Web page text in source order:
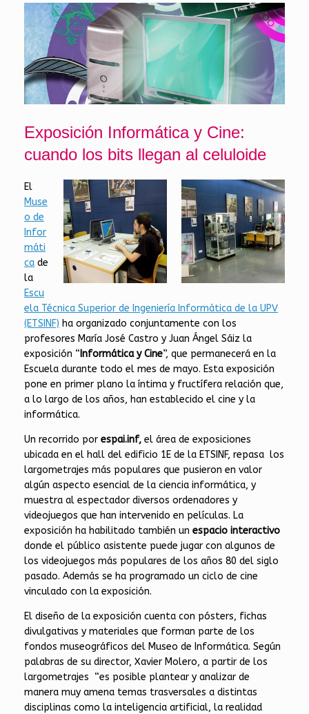
Exposición Informática y Cine:
cuando los bits llegan al celuloide
El
Muse
o de
Infor
máti
ca de
la
Escu
ela Técnica Superior de Ingeniería Informática de la UPV
(ETSINF) ha organizado conjuntamente con los
profesores María José Castro y Juan Ángel Sáiz la
exposición “ Informática y Cine”, que permanecerá en la
Escuela durante todo el mes de mayo. Esta exposición
pone en primer plano la íntima y fructífera relación que,
a lo largo de los años, han establecido el cine y la
informática.
Un recorrido por espai.inf, el área de exposiciones
ubicada en el hall del edificio 1E de la ETSINF, repasa los
largometrajes más populares que pusieron en valor
algún aspecto esencial de la ciencia informática, y
muestra al espectador diversos ordenadores y
videojuegos que han intervenido en películas. La
exposición ha habilitado también un espacio interactivo
donde el público asistente puede jugar con algunos de
los videojuegos más populares de los años 80 del siglo
pasado. Además se ha programado un ciclo de cine
vinculado con la exposición.
El diseño de la exposición cuenta con pósters, fichas
divulgativas y materiales que forman parte de los
fondos museográficos del Museo de Informática. Según
palabras de su director, Xavier Molero, a partir de los
largometrajes “es posible plantear y analizar de
manera muy amena temas trasversales a distintas
disciplinas como la inteligencia artificial, la realidad